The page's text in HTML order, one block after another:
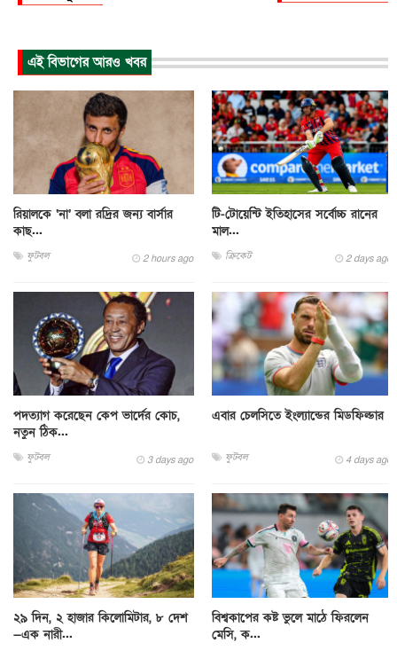
এই বিভাগের আরও খবর
রিয়ালকে ‘না’ বলা রদ্রির জন্য বার্সার
কাছ...
ফুটবল 2 hours ago
টি-টোয়েন্টি ইতিহাসের সর্বোচ্চ রানের
মাল...
ক্রিকেট 2 days ago
পদত্যাগ করেছেন কেপ ভার্দের কোচ,
নতুন ঠিক...
ফুটবল 3 days ago
এবার চেলসিতে ইংল্যান্ডের মিডফিল্ডার
ফুটবল 4 days ago
২৯ দিন, ২ হাজার কিলোমিটার, ৮ দেশ
—এক নারী...
বিশ্বকাপের কষ্ট ভুলে মাঠে ফিরলেন
মেসি, ক...